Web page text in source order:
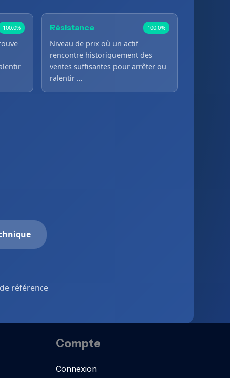
100.0% Résistance 100.0%
Niveau de prix où un actif
rencontre historiquement des
ventes suffisantes pour arrêter ou
ralentir …
référence
Compte
Connexion